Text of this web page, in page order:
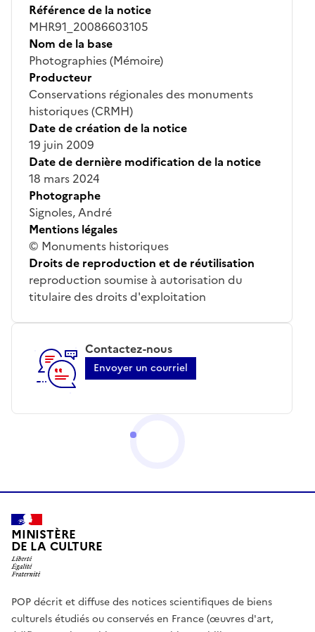
Référence de la notice
MHR91_20086603105
Nom de la base
Photographies (Mémoire)
Producteur
Conservations régionales des monuments
historiques (CRMH)
Date de création de la notice
19 juin 2009
Date de dernière modification de la notice
18 mars 2024
Photographe
Signoles, André
Mentions légales
© Monuments historiques
Droits de reproduction et de réutilisation
reproduction soumise à autorisation du
titulaire des droits d'exploitation
Contactez-nous
Envoyer un courriel
MINISTÈRE
DE LA CULTURE
POP décrit et diffuse des notices scientifiques de biens
culturels étudiés ou conservés en France (œuvres d'art,